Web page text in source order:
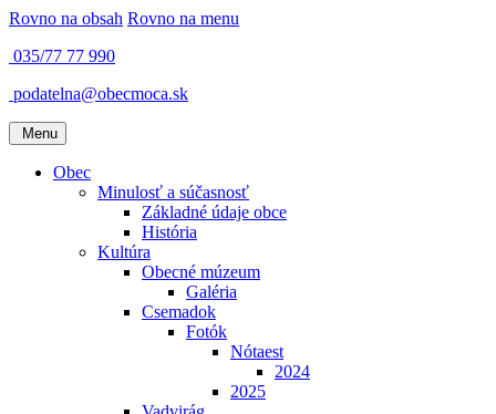
Rovno na obsah Rovno na menu
035/77 77 990
podatelna@obecmoca.sk
Menu
Obec
Minulosť a súčasnosť
Základné údaje obce
História
Kultúra
Obecné múzeum
Galéria
Csemadok
Fotók
Nótaest
2024
2025